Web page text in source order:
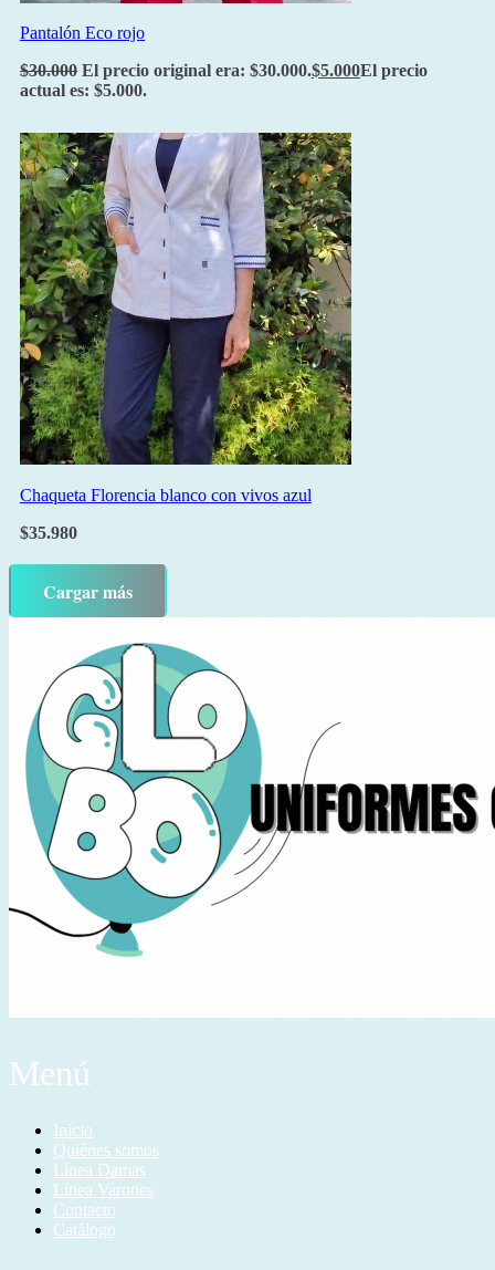
Pantalón Eco rojo
$30.000 El precio original era: $30.000.$5.000El precio
actual es: $5.000.
Chaqueta Florencia blanco con vivos azul
$35.980
Cargar más
Menú
Inicio
Quiénes somos
Línea Damas
Línea Varones
Contacto
Catálogo